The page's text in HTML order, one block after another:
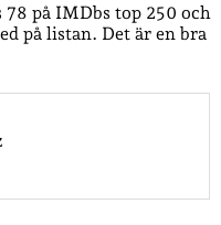
på IMDbs top 250 och
på listan. Det är en bra